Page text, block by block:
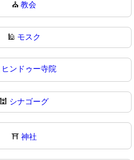
⛪ 教会
🕌 モスク
ヒンドゥー寺院
🕍 シナゴーグ
⛩️ 神社